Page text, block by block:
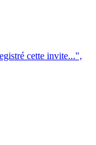
cette invite...",